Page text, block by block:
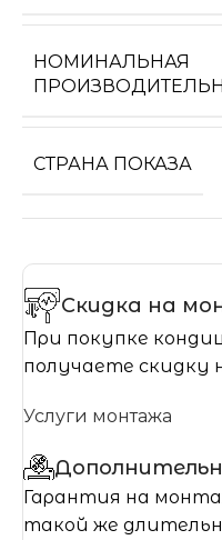
НОМИНАЛЬНАЯ
СТРАНА ПОКАЗА
Скидка на
При покупке
получаете
Услуги монтажа
Гарантия на
такой же